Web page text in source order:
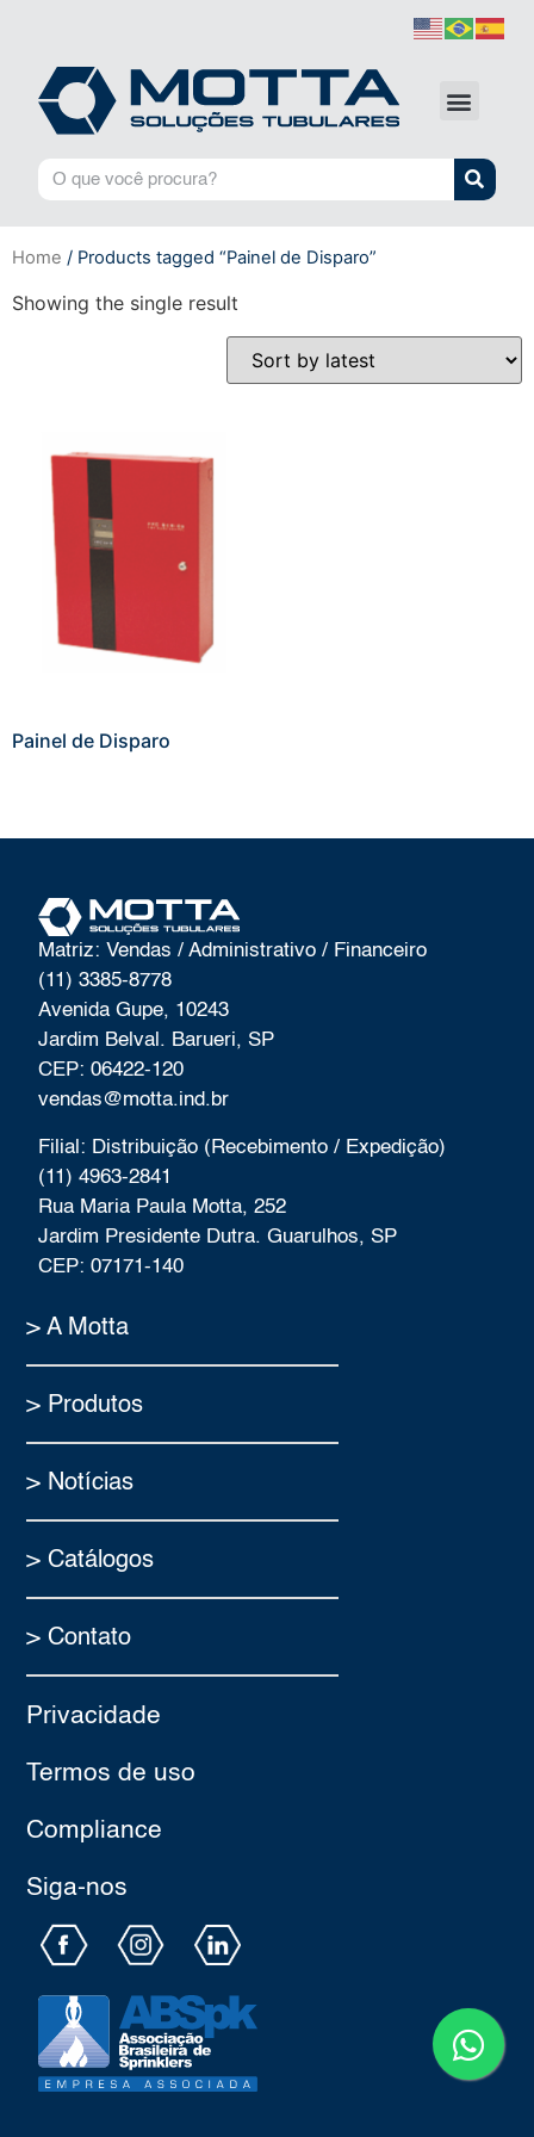
Home / Products tagged “Painel de Disparo”
Showing the single result
Painel de Disparo
Matriz: Vendas / Administrativo / Financeiro
(11) 3385-8778
Avenida Gupe, 10243
Jardim Belval. Barueri, SP
CEP: 06422-120
vendas@motta.ind.br
Filial: Distribuição (Recebimento / Expedição)
(11) 4963-2841
Rua Maria Paula Motta, 252
Jardim Presidente Dutra. Guarulhos, SP
CEP: 07171-140
> A Motta
> Produtos
> Notícias
> Catálogos
> Contato
Privacidade
Termos de uso
Compliance
Siga-nos​